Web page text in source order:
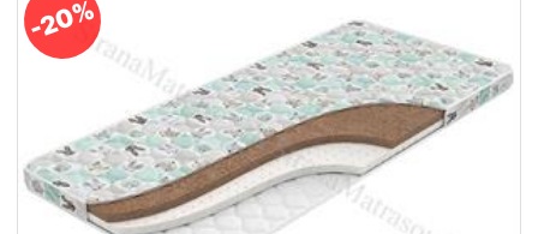
-20%